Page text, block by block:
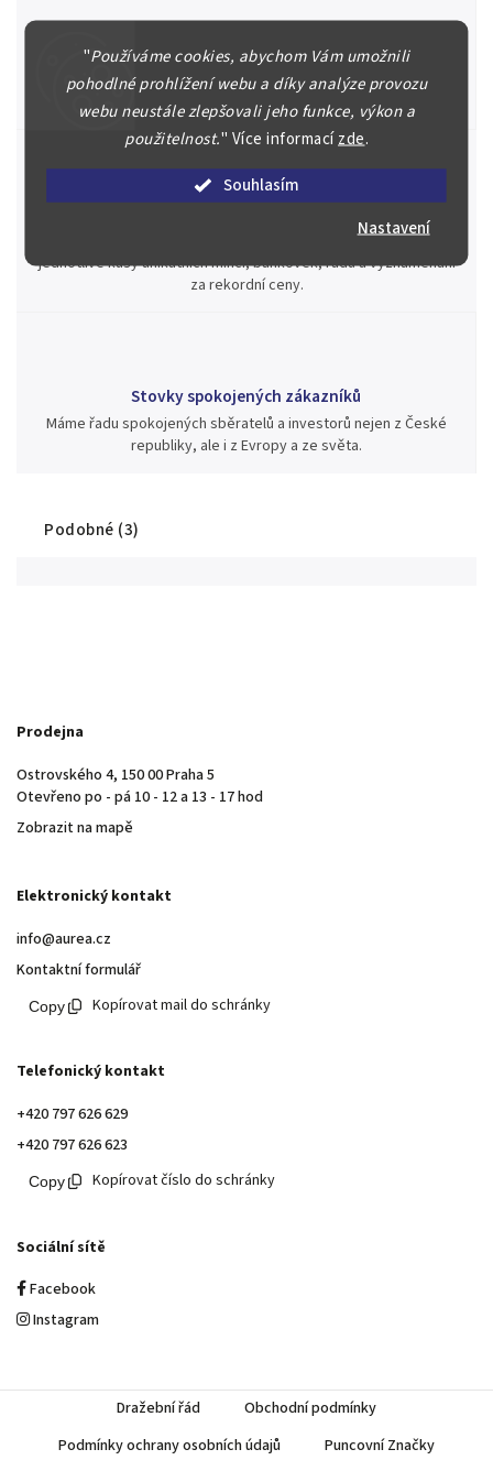
"Používáme cookies, abychom Vám umožnili
pohodlné prohlížení webu a díky analýze provozu
webu neustále zlepšovali jeho funkce, výkon a
použitelnost." Více informacízde.
Souhlasím
Nastavení
Náš kolektiv specialistů a znalců se Vám bude plně věnovat.
Posoudíme kvalitu a pravost Vašeho materiálu, prodáme v naší
aukci nebo Vám poradíme kam investovat.
Během té doby jsme v našich aukcích prodali významné sbírky i
jednotlivé kusy unikátních mincí, bankovek, řádů a vyznamenání
za rekordní ceny.
Stovky spokojených zákazníků
Máme řadu spokojených sběratelů a investorů nejen z České
republiky, ale i z Evropy a ze světa.
Podobné (3)
Prodejna
Ostrovského 4, 150 00 Praha 5
Otevřeno po - pá 10 - 12 a 13 - 17 hod
Zobrazit na mapě
Elektronický kontakt
info@aurea.cz
Kontaktní formulář
Kopírovat mail do schránky
Telefonický kontakt
+420 797 626 629
+420 797 626 623
Kopírovat číslo do schránky
Sociální sítě
Facebook
Instagram
Dražební řád
Obchodní podmínky
Podmínky ochrany osobních údajů
Puncovní Značky